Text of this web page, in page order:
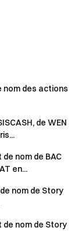
Preuve de
nom des actions
de WEN
nom de BAC
en...
nom de Story
nom de Story